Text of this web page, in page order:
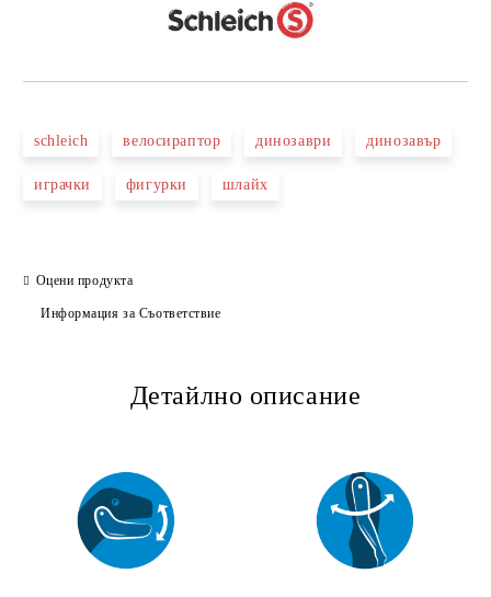
schleich велосираптор динозаври динозавър
играчки фигурки шлайх
Оцени продукта
Информация за Съответствие
Детайлно описание